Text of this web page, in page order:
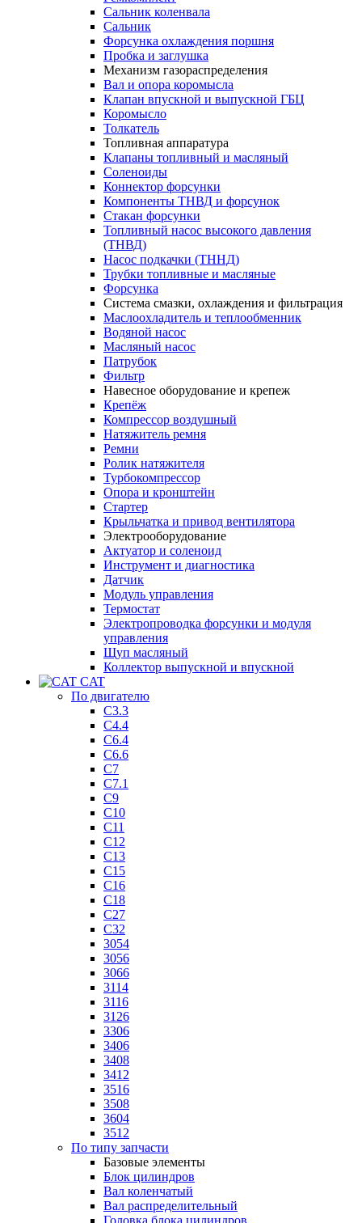
Сальник коленвала
Сальник
Форсунка охлаждения поршня
Пробка и заглушка
Механизм газораспределения
Вал и опора коромысла
Клапан впускной и выпускной ГБЦ
Коромысло
Толкатель
Топливная аппаратура
Клапаны топливный и масляный
Соленоиды
Коннектор форсунки
Компоненты ТНВД и форсунок
Стакан форсунки
Топливный насос высокого давления
(ТНВД)
Насос подкачки (ТННД)
Трубки топливные и масляные
Форсунка
Система смазки, охлаждения и фильтрация
Маслоохладитель и теплообменник
Водяной насос
Масляный насос
Патрубок
Фильтр
Навесное оборудование и крепеж
Крепёж
Компрессор воздушный
Натяжитель ремня
Ремни
Ролик натяжителя
Турбокомпрессор
Опора и кронштейн
Стартер
Крыльчатка и привод вентилятора
Электрооборудование
Актуатор и соленоид
Инструмент и диагностика
Датчик
Модуль управления
Термостат
Электропроводка форсунки и модуля
управления
Щуп масляный
Коллектор выпускной и впускной
CAT
По двигателю
C3.3
C4.4
C6.4
C6.6
C7
C7.1
C9
C10
C11
C12
C13
C15
C16
C18
C27
C32
3054
3056
3066
3114
3116
3126
3306
3406
3408
3412
3516
3508
3604
3512
По типу запчасти
Базовые элементы
Блок цилиндров
Вал коленчатый
Вал распределительный
Головка блока цилиндров